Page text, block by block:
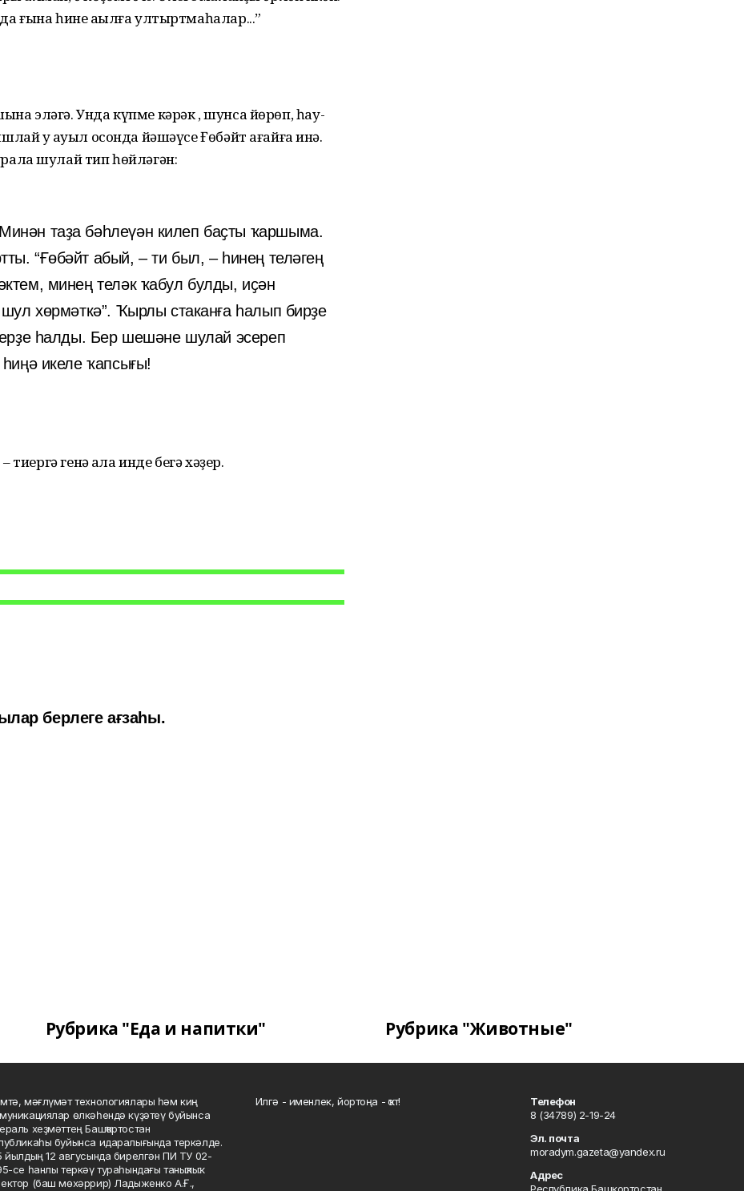
ғына һине аҡылға ултыртмаһалар...”
эләгә. Унда күпме кәрәк , шунса йөрөп, һау-
уҡ ауыл осонда йәшәүсе Ғөбәйт ағайға инә.
шулай тип һөйләгән:
таҙа бәһлеүән килеп баҫты ҡаршыма.
“Ғөбәйт абый, – ти был, – һинең теләгең
минең теләк ҡабул булды, иҫән
хөрмәткә”. Ҡырлы стаканға һалып бирҙе
һалды. Бер шешәне шулай эсереп
икеле ҡапсығы!
генә ҡала инде бегә хәҙер.
берлеге ағзаһы.
Рубрика "Еда и напитки" Рубрика "Животные"
мәғлүмәт технологиялары һәм киң
өлкәһендә күҙәтеү буйынса
хеҙмәттең Башҡортостан
буйынса идаралығында теркәлде.
йылдың 12 авгусында бирелгән ПИ ТУ 02-
се һанлы теркәү тураһындағы таныҡлыҡ.
(баш мөхәррир) Ладыженко А.Ғ.,
Илгә - именлек, йортоңа - ҡот!
Телефон
8 (34789) 2-19-24
Эл. почта
moradym.gazeta@yandex.ru
Адрес